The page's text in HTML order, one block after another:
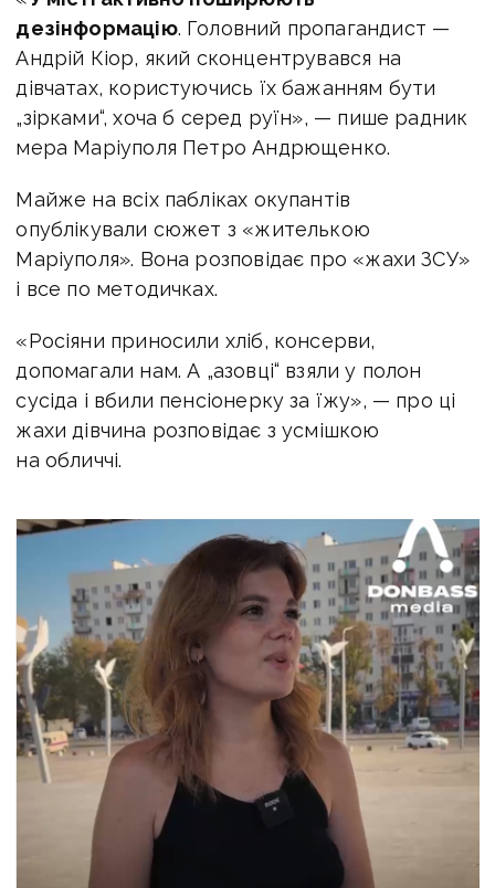
дезінформацію. Головний пропагандист —
Андрій Кіор, який сконцентрувався на
дівчатах, користуючись їх бажанням бути
„зірками“, хоча б серед руїн», — пише радник
мера Маріуполя Петро Андрющенко.
Майже на всіх пабліках окупантів
опублікували сюжет з «жителькою
Маріуполя». Вона розповідає про «жахи ЗСУ»
і все по методичках.
«Росіяни приносили хліб, консерви,
допомагали нам. А „азовці“ взяли у полон
сусіда і вбили пенсіонерку за їжу», — про ці
жахи дівчина розповідає з усмішкою
на обличчі.